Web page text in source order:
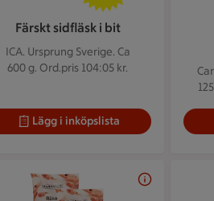
Färskt sidfläsk i bit
ICA. Ursprung Sverige. Ca
600 g. Ord.pris 104:05 kr.
Lägg i inköpslista